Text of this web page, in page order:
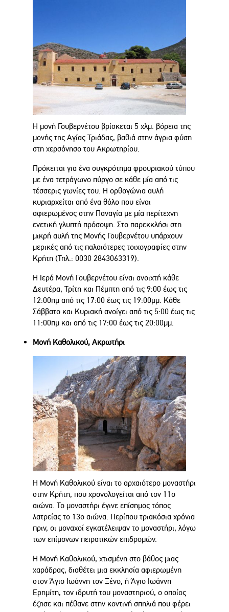
Η μονή Γουβερνέτου βρίσκεται 5 χλμ. βόρεια της
μονής της Αγίας Τριάδας, βαθιά στην άγρια φύση
στη χερσόνησο του Ακρωτηρίου.
Πρόκειται για ένα συγκρότημα φρουριακού τύπου
με ένα τετράγωνο πύργο σε κάθε μία από τις
τέσσερις γωνίες του. Η ορθογώνια αυλή
κυριαρχείται από ένα θόλο που είναι
αφιερωμένος στην Παναγία με μία περίτεχνη
ενετική γλυπτή πρόσοψη. Στο παρεκκλήσι στη
μικρή αυλή της Μονής Γουβερνέτου υπάρχουν
μερικές από τις παλαιότερες τοιχογραφίες στην
Κρήτη (Τηλ.: 0030 2843063319).
Η Ιερά Μονή Γουβερνέτου είναι ανοιχτή κάθε
Δευτέρα, Τρίτη και Πέμπτη από τις 9:00 έως τις
12:00πμ από τις 17:00 έως τις 19:00μμ. Κάθε
Σάββατο και Κυριακή ανοίγει από τις 5:00 έως τις
11:00πμ και από τις 17:00 έως τις 20:00μμ.
Μονή Καθολικού, Ακρωτήρι
Η Μονή Καθολικού είναι το αρχαιότερο μοναστήρι
στην Κρήτη, που χρονολογείται από τον 11ο
αιώνα. Το μοναστήρι έγινε επίσημος τόπος
λατρείας το 13ο αιώνα. Περίπου τριακόσια χρόνια
πριν, οι μοναχοί εγκατέλειψαν το μοναστήρι, λόγω
των επίμονων πειρατικών επιδρομών.
Η Μονή Καθολικού, χτισμένη στο βάθος μιας
χαράδρας, διαθέτει μια εκκλησία αφιερωμένη
στον Άγιο Ιωάννη τον Ξένο, ή Άγιο Ιωάννη
Ερημίτη, τον ιδρυτή του μοναστηριού, ο οποίος
έζησε και πέθανε στην κοντινή σπηλιά που φέρει